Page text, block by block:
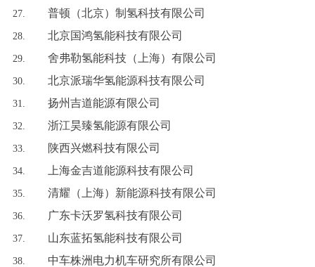
普顿（北京）制氢科技有限公司
北京国鸿氢能科技有限公司
舍弗勒氢能科技（上海）有限公司
北京派瑞华氢能源科技有限公司
扬州吉道能源有限公司
浙江昊臻氢能源有限公司
陕西兴燃科技有限公司
上海金吉道能源科技有限公司
清耀（上海）新能源科技有限公司
广东卡沃罗氢科技有限公司
山东蓝拓氢能科技有限公司
中车株洲电力机车研究所有限公司